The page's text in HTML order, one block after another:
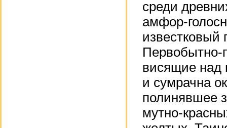
среди
амфор-
Первобытно-
висящие над
и сумрачна
полинявшее
мутно-